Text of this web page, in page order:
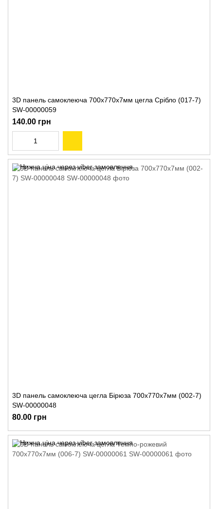
3D панель самоклеюча 700х770х7мм цегла Срібло (017-7)
SW-00000059
140.00 грн
3D панель самоклеюча цегла Бірюза 700х770х7мм (002-7)
SW-00000048
80.00 грн